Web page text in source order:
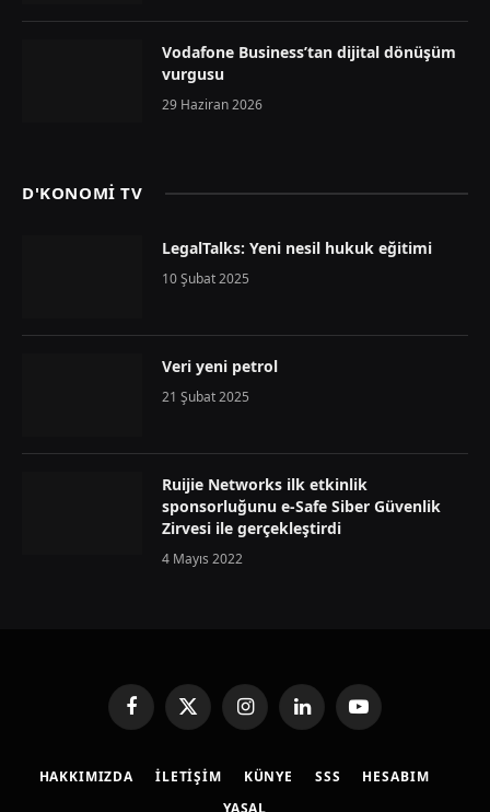
Vodafone Business’tan dijital dönüşüm
vurgusu
29 Haziran 2026
D'KONOMİ TV
LegalTalks: Yeni nesil hukuk eğitimi
10 Şubat 2025
Veri yeni petrol
21 Şubat 2025
Ruijie Networks ilk etkinlik
sponsorluğunu e-Safe Siber Güvenlik
Zirvesi ile gerçekleştirdi
4 Mayıs 2022
FacebookX
(Twitter)
InstagramLinkedInYouTube
HAKKIMIZDA İLETIŞIM KÜNYE SSS
HESABIM